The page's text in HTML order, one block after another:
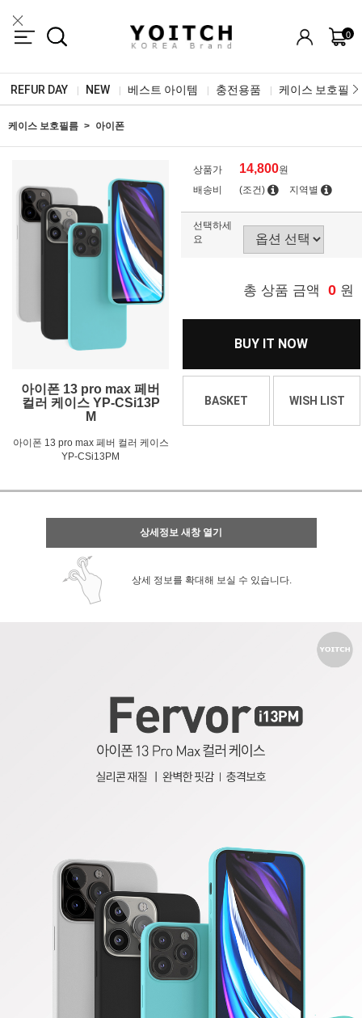
0
REFUR DAY NEW 베스트 아이템 충전용품 케이스 보호필름
케이스 보호필름 아이폰
아이폰 13 pro max 페버
컬러 케이스 YP-CSi13P
M
아이폰 13 pro max 페버 컬러 케이스
YP-CSi13PM
상품가 14,800원
배송비
(조건) 지역별
선택하세
요
총 상품 금액 0 원
BUY IT NOW
BASKET WISH LIST
상세정보 새창 열기
상세 정보를 확대해 보실 수 있습니다.